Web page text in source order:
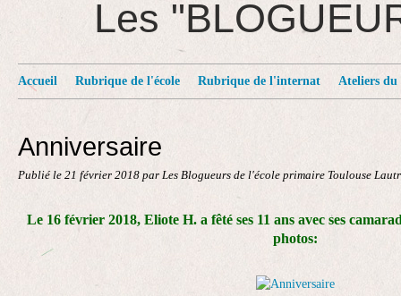
Les
Accueil Rubrique de l'école Rubrique de l'internat Ateliers du
Anniversaire
Publié le 21 février 2018 par Les Blogueurs de l'école primaire Toulouse
Le 16 février 2018, Eliote H. a fêté ses 11 ans avec ses
photos: